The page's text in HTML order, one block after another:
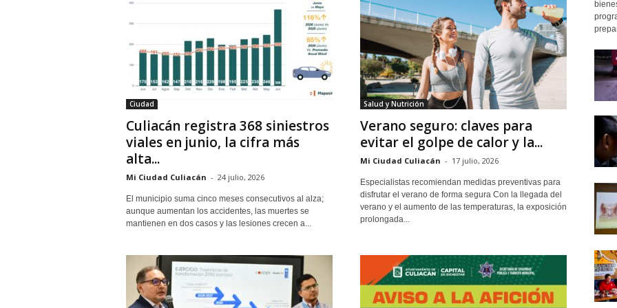
Ciudad
Culiacán registra 368 siniestros
viales en junio, la cifra más
alta...
Mi Ciudad Culiacán - 24 julio, 2026
El municipio suma cinco meses consecutivos al alza;
aunque aumentan los accidentes, las muertes se
mantienen en dos casos y las lesiones crecen a...
Salud y Nutrición
Verano seguro: claves para
evitar el golpe de calor y la...
Mi Ciudad Culiacán - 17 julio, 2026
Especialistas recomiendan medidas preventivas para
disfrutar el verano de forma segura Con la llegada del
verano y el aumento de las temperaturas, la exposición
prolongada...